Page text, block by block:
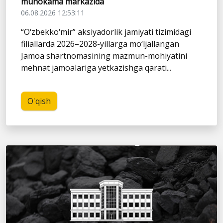
06.08.2026 12:53:11
“O‘zbekko‘mir” aksiyadorlik jamiyati tizimidagi
filiallarda 2026–2028-yillarga mo‘ljallangan
Jamoa shartnomasining mazmun-mohiyatini
mehnat jamoalariga yetkazishga qarati...
O'qish